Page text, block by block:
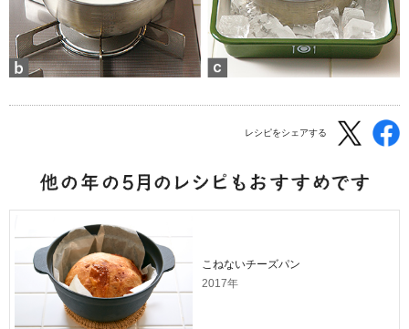
レシピをシェアする
こねないチーズパン
2017年